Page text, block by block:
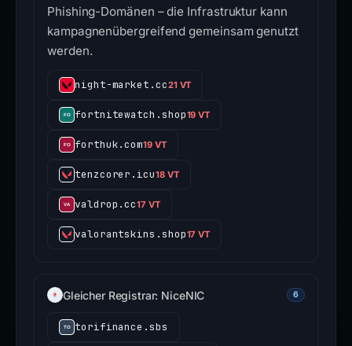
Phishing-Domänen – die Infrastruktur kann
kampagnenübergreifend gemeinsam genutzt
werden.
night-market.cc21 VT
fortnitewatch.shop19 VT
forthuk.com19 VT
tenzcorer.icu18 VT
valdrop.cc17 VT
valorantskins.shop17 VT
Gleicher Registrar: NiceNIC 6
torifinance.sbs